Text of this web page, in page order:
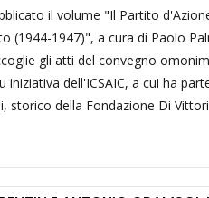
il volume "Il Partito
(1944-1947)", a cura di Paolo
gli atti del convegno
iniziativa dell'ICSAIC, a cui ha
della Fondazione Di